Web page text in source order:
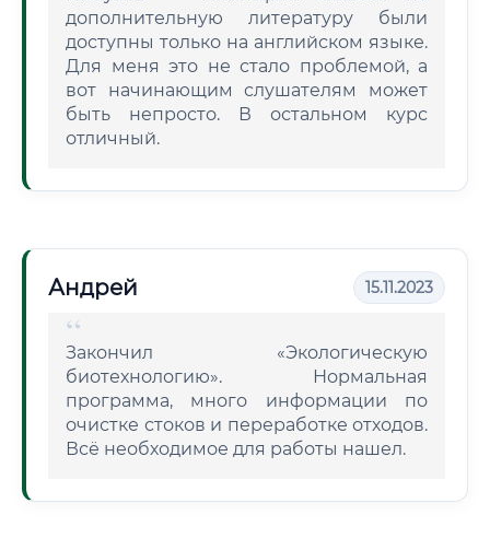
дополнительную литературу были
доступны только на английском языке.
Для меня это не стало проблемой, а
вот начинающим слушателям может
быть непросто. В остальном курс
отличный.
Андрей 15.11.2023
Закончил «Экологическую
биотехнологию». Нормальная
программа, много информации по
очистке стоков и переработке отходов.
Всё необходимое для работы нашел.